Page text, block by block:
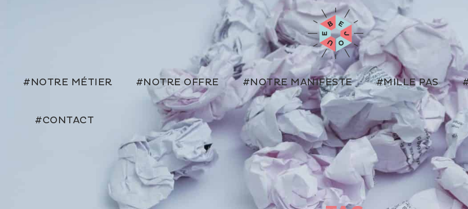
#NOTRE MÉTIER #NOTRE OFFRE #NOTRE MANIFESTE #MILLE PAS
#CONTACT